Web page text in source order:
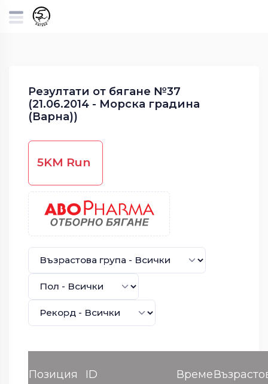
Резултати от бягане №37
(21.06.2014 - Морска градина
(Варна))
5KM Run
Позиция
ID
Време